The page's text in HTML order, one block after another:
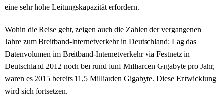
eine sehr hohe Leitungskapazität erfordern.
Wohin die Reise geht, zeigen auch die Zahlen der vergangenen
Jahre zum Breitband-Internetverkehr in Deutschland: Lag das
Datenvolumen im Breitband-Internetverkehr via Festnetz in
Deutschland 2012 noch bei rund fünf Milliarden Gigabyte pro Jahr,
waren es 2015 bereits 11,5 Milliarden Gigabyte. Diese Entwicklung
wird sich fortsetzen.